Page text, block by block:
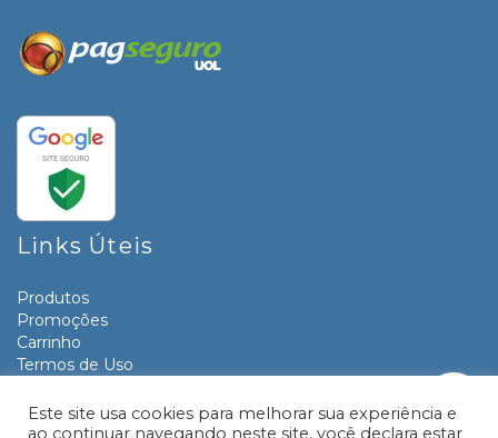
Links Úteis
Produtos
Promoções
Carrinho
Termos de Uso
Contato
Este site usa cookies para melhorar sua experiência e
ao continuar navegando neste site, você declara estar